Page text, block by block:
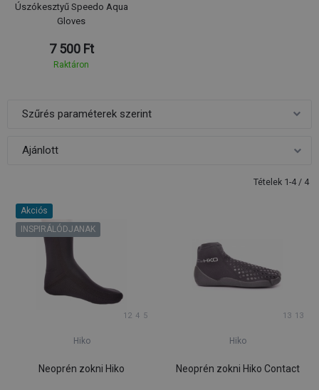
Úszókesztyű Speedo Aqua
Gloves
7 500 Ft
Raktáron
Szűrés paraméterek szerint
Tételek 1-4 / 4
Akciós
INSPIRÁLÓDJANAK
12 4 5
Hiko
Neoprén zokni Hiko
13 13
Hiko
Neoprén zokni Hiko Contact